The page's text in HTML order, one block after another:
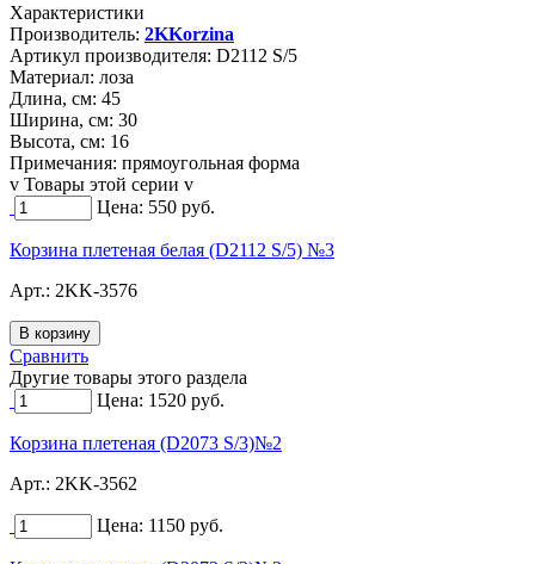
Характеристики
Производитель: 2KKorzina
Артикул производителя: D2112 S/5
Материал: лоза
Длина, см: 45
Ширина, см: 30
Высота, см: 16
Примечания: прямоугольная форма
v Товары этой серии v
Цена: 550 руб.
Корзина плетеная белая (D2112 S/5) №3
Арт.: 2KK-3576
Сравнить
Другие товары этого раздела
Цена: 1520 руб.
Корзина плетеная (D2073 S/3)№2
Арт.: 2KK-3562
Цена: 1150 руб.